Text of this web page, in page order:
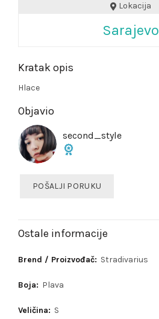
Lokacija
Sarajevo
Kratak opis
Hlace
Objavio
second_style
POŠALJI PORUKU
Ostale informacije
Brend / Proizvođač: Stradivarius
Boja: Plava
Veličina: S